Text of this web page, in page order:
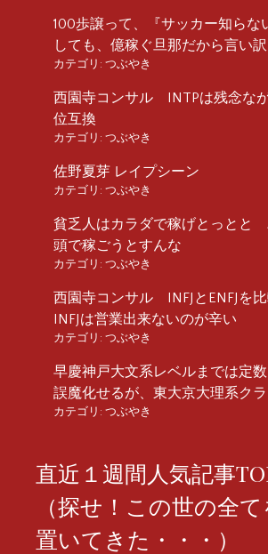
100歩譲って、『サッカー知らな
しても、億稼ぐ旦那だから言い
カテゴリ: つぶやき
西園寺コンサル INTPは残念な
位互換
カテゴリ: つぶやき
佐野夏芽 レイプシーン
カテゴリ: つぶやき
貧乏人はカラダで稼げとっとと
頭で稼ごうとすんな
カテゴリ: つぶやき
西園寺コンサル INFJとENFJを比
INFJは営業出来ないのが辛い
カテゴリ: つぶやき
早慶神戸大文系レベルまでは定
誤魔化せるが、東大京大理系ク
カテゴリ: つぶやき
直近１週間人気記事
（探せ！この世の全
置いてきた・・・）